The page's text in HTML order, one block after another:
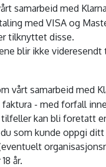
samarbeid med
med VISA og
tilknyttet disse.
blir ikke videresendt
vårt samarbeid med
- med forfall
kan bli foretatt
som kunde oppgi ditt
over